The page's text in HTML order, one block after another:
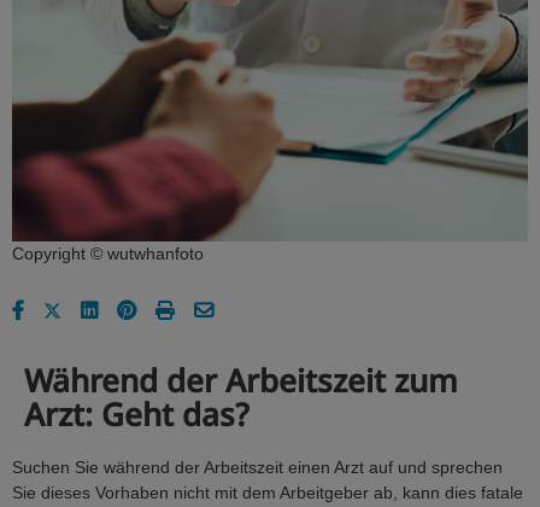
Copyright © wutwhanfoto
Während der Arbeitszeit zum
Arzt: Geht das?
Suchen Sie während der Arbeitszeit einen Arzt auf und sprechen
Sie dieses Vorhaben nicht mit dem Arbeitgeber ab, kann dies fatale